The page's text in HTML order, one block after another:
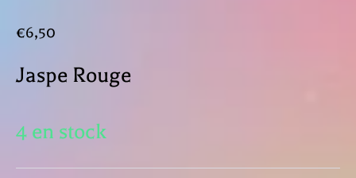
€6,50
Jaspe Rouge
4 en stock